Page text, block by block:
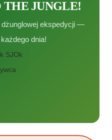
JUNGLE!
ekspedycji —
dnia!